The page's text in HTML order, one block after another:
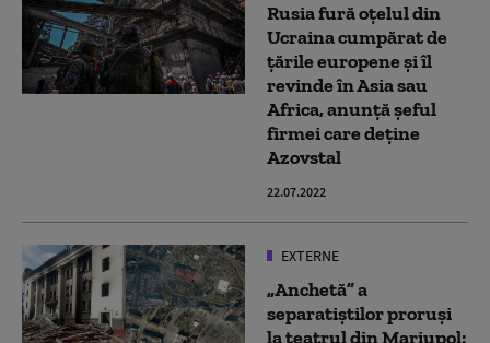
Rusia fură oțelul din
Ucraina cumpărat de
țările europene și îl
revinde în Asia sau
Africa, anunță șeful
firmei care deține
Azovstal
22.07.2022
EXTERNE
„Anchetă” a
separatiștilor proruși
la teatrul din Mariupol: